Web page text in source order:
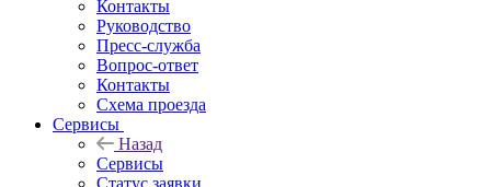
Контакты
Руководство
Пресс-служба
Вопрос-ответ
Контакты
Схема проезда
Сервисы
Назад
Сервисы
Статус заявки